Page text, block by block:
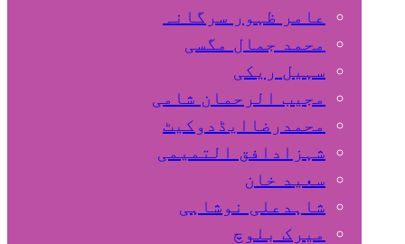
عامر ظہور سرگانہ
محمد جمال مگسی
سہیل ريكی
مجیب الرحمان شامی
محمدرضاایڈدوکیٹ
شہزادافق التمیمی
سعید خان
شاہدعلی نوشاہی
میرک بلوچ